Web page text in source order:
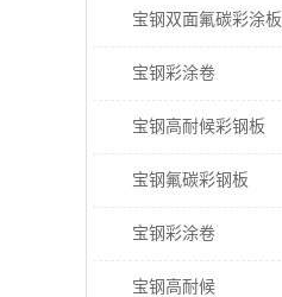
宝钢双面氟碳彩涂板
宝钢彩涂卷
宝钢高耐候彩钢板
宝钢氟碳彩钢板
宝钢彩涂卷
宝钢高耐候